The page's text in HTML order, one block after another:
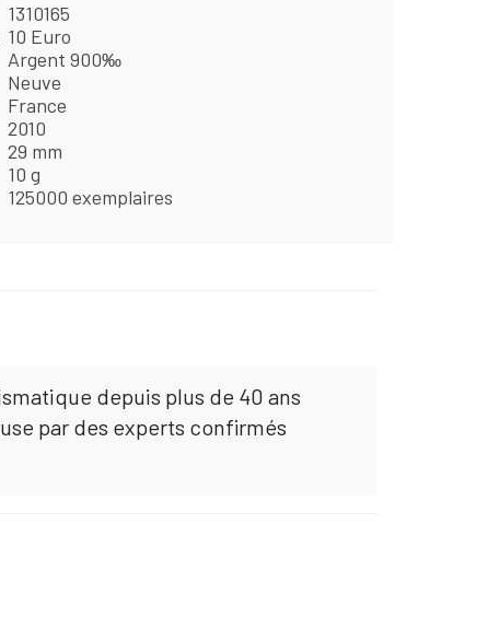
1310165
10 Euro
Argent 900‰
Neuve
France
2010
29 mm
10 g
125000 exemplaires
depuis plus de 40 ans
par des experts confirmés